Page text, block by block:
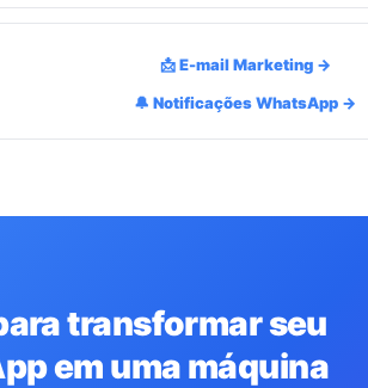
📩 E-mail Marketing →
🔔 Notificações WhatsApp →
transformar seu
em uma máquina